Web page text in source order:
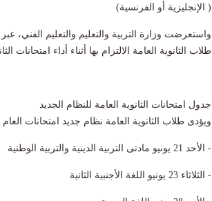
( الإنجليزية أو الفرنسية)
واستعرضت وزارة التربية والتعليم والتعليم الفني، عبر
طلاب الثانوية العامة الالتزام بها أثناء أداء امتحانات
جدول امتحانات الثانوية العامة للنظام الجديد
ويؤدى طلاب الثانوية العامة نظام جديد امتحانات العام
- الأحد 21 يونيو مادتى التربية الدينية والتربية الوطنية
- الثلاثاء 23 يونيو اللغة الأجنبية الثانية